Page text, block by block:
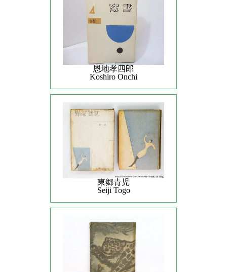
恩地孝四郎
Koshiro Onchi
東郷青児
Seiji Togo